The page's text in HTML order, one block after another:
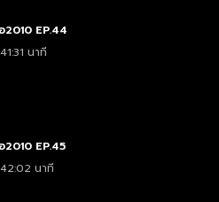
2010 EP.44
นาที
2010 EP.45
นาที